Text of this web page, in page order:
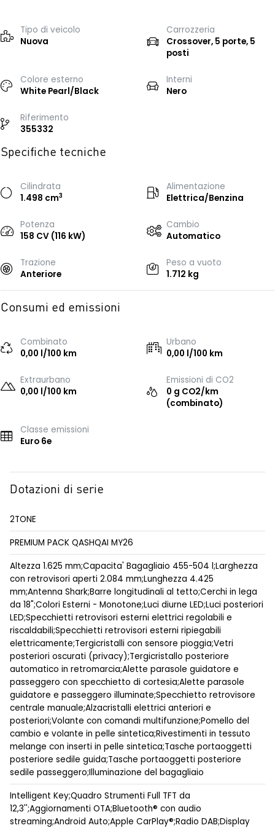
Tipo di veicolo
Nuova
Carrozzeria
Crossover, 5 porte, 5
posti
Colore esterno
White Pearl/Black
Interni
Nero
Riferimento
355332
Specifiche tecniche
Cilindrata
1.498 cm3
Alimentazione
Elettrica/Benzina
Potenza
158 CV (116 kW)
Cambio
Automatico
Trazione
Anteriore
Peso a vuoto
1.712 kg
Consumi ed emissioni
Combinato
0,00 l/100 km
Urbano
0,00 l/100 km
Extraurbano
0,00 l/100 km
Emissioni di CO2
0 g CO2/km
(combinato)
Classe emissioni
Euro 6e
Dotazioni di serie
2TONE
PREMIUM PACK QASHQAI MY26
Altezza 1.625 mm;Capacita' Bagagliaio 455-504 l;Larghezza
con retrovisori aperti 2.084 mm;Lunghezza 4.425
mm;Antenna Shark;Barre longitudinali al tetto;Cerchi in lega
da 18";Colori Esterni - Monotone;Luci diurne LED;Luci posteriori
LED;Specchietti retrovisori esterni elettrici regolabili e
riscaldabili;Specchietti retrovisori esterni ripiegabili
elettricamente;Tergicristalli con sensore pioggia;Vetri
posteriori oscurati (privacy);Tergicristallo posteriore
automatico in retromarcia;Alette parasole guidatore e
passeggero con specchietto di cortesia;Alette parasole
guidatore e passeggero illuminate;Specchietto retrovisore
centrale manuale;Alzacristalli elettrici anteriori e
posteriori;Volante con comandi multifunzione;Pomello del
cambio e volante in pelle sintetica;Rivestimenti in tessuto
melange con inserti in pelle sintetica;Tasche portaoggetti
posteriore sedile guida;Tasche portaoggetti posteriore
sedile passeggero;Illuminazione del bagagliaio
Intelligent Key;Quadro Strumenti Full TFT da
12,3'';Aggiornamenti OTA;Bluetooth® con audio
streaming;Android Auto;Apple CarPlay®;Radio DAB;Display